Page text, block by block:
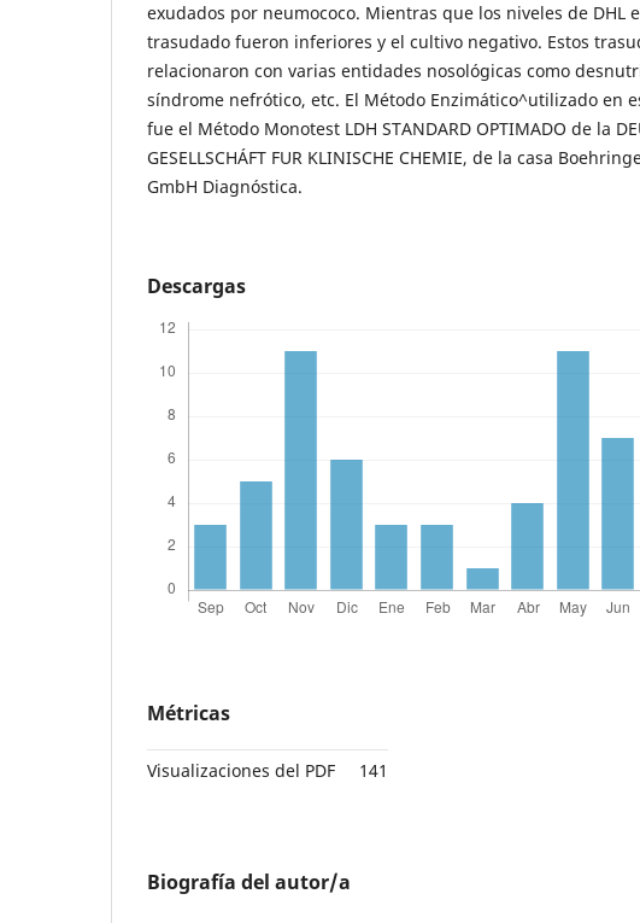
exudados por neumococo. Mientras que los niveles de DHL
trasudado fueron inferiores y el cultivo negativo. Estos
relacionaron con varias entidades nosológicas como
síndrome nefrótico, etc. El Método Enzimático^utilizado en
fue el Método Monotest LDH STANDARD OPTIMADO de la
GESELLSCHÁFT FUR KLINISCHE CHEMIE, de la casa
GmbH Diagnóstica.
Descargas
Métricas
Visualizaciones del PDF 141
Biografía del autor/a